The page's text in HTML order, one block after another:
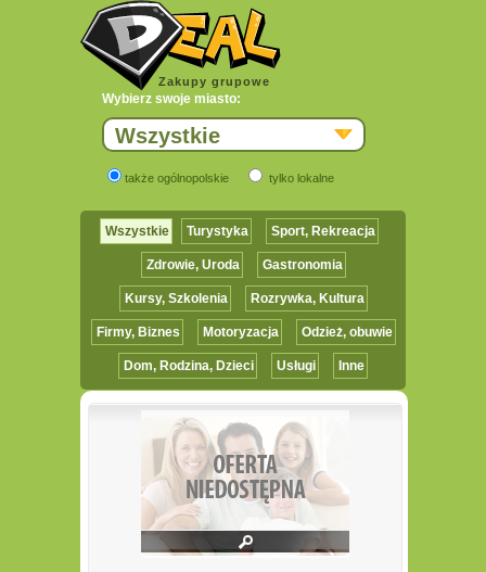
Zakupy grupowe
Wybierz swoje miasto:
Wszystkie
także ogólnopolskie tylko lokalne
Wszystkie Turystyka Sport, Rekreacja
Zdrowie, Uroda Gastronomia
Kursy, Szkolenia Rozrywka, Kultura
Firmy, Biznes Motoryzacja Odzież, obuwie
Dom, Rodzina, Dzieci Usługi Inne